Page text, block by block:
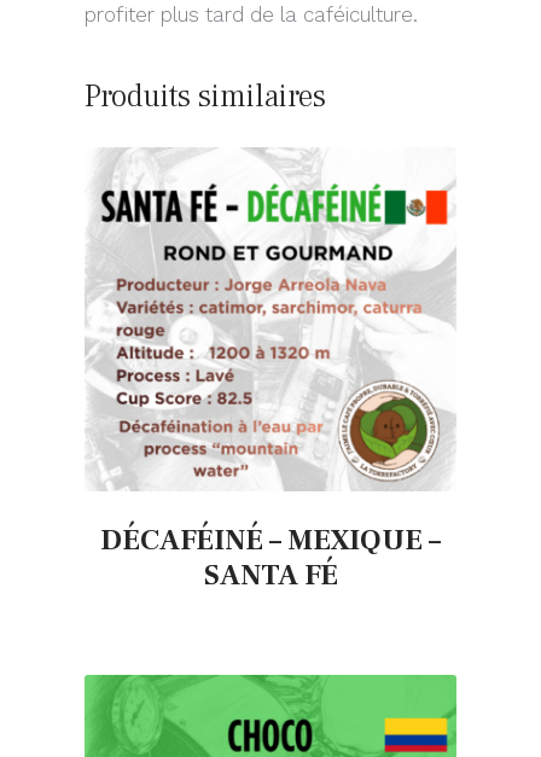
profiter plus tard de la caféiculture.
Produits similaires
DÉCAFÉINÉ – MEXIQUE –
SANTA FÉ